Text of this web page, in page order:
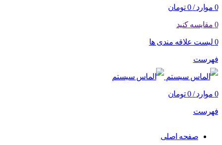
0 موارد /
0 تومان
0 مقایسه کنید
0 لیست علاقه مندی ها
فهرست
0 موارد /
0 تومان
فهرست
صفحه اصلی